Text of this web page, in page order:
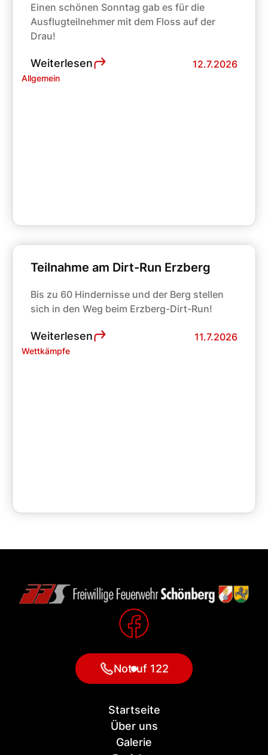
Allgemein
Einen schönen Sonntag gab es für die
Ausflugteilnehmer mit dem Floss auf der
Drau!
Weiterlesen 12.7.2026
Wettkämpfe
Teilnahme am Dirt-Run Erzberg
Bis zu 60 Hindernisse und der Berg stellen
sich in den Weg beim Erzberg-Dirt-Run!
Weiterlesen 11.7.2026
Notruf 122
Startseite
Über uns
Galerie